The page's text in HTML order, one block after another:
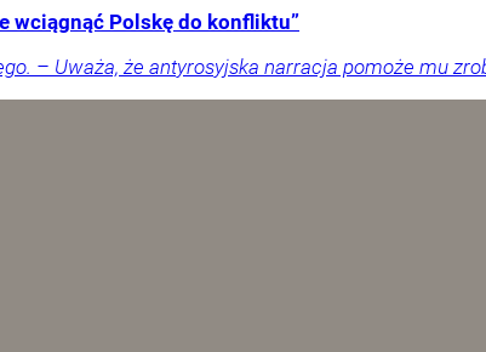
wciągnąć Polskę do konfliktu”
– Uważa, że antyrosyjska narracja pomoże mu